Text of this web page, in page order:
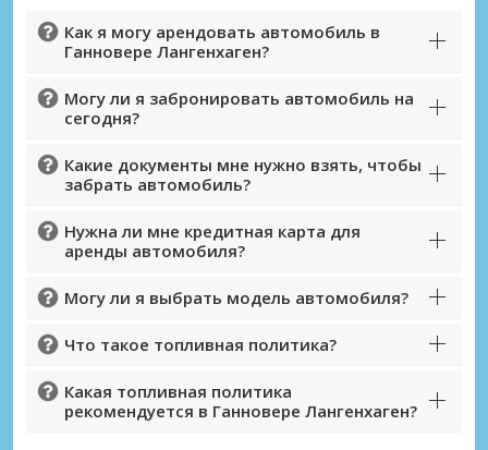
Как я могу арендовать автомобиль в
Ганновере Лангенхаген?
Могу ли я забронировать автомобиль на
сегодня?
Какие документы мне нужно взять, чтобы
забрать автомобиль?
Нужна ли мне кредитная карта для
аренды автомобиля?
Могу ли я выбрать модель автомобиля?
Что такое топливная политика?
Какая топливная политика
рекомендуется в Ганновере Лангенхаген?